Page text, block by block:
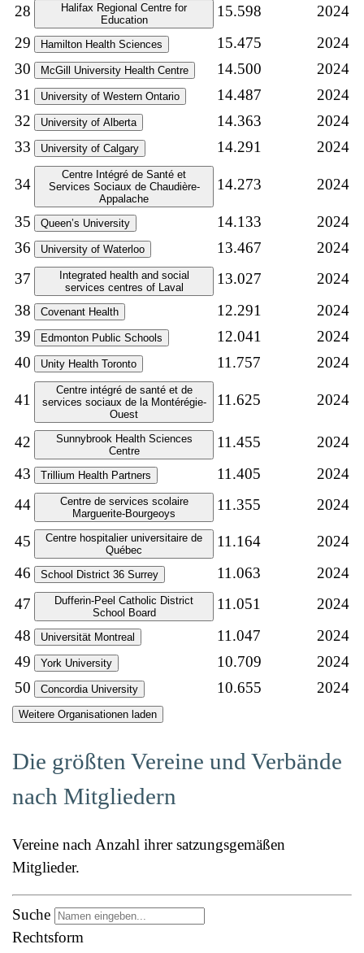
28
Halifax Regional Centre for
Education
15.598
2024
29
Hamilton Health Sciences 15.475
2024
30
McGill University Health Centre 14.500
2024
31
University of Western Ontario 14.487
2024
32
University of Alberta 14.363
2024
33
University of Calgary 14.291 2024
34
Centre Intégré de Santé et
Services Sociaux de Chaudière-
Appalache
14.273 2024
35 Queen’s University 14.133
2024
36
University of Waterloo 13.467
2024
37
Integrated health and social
services centres of Laval
13.027
2024
38
Covenant Health 12.291
2024
39
Edmonton Public Schools 12.041
2024
40
Unity Health Toronto 11.757 2024
41
Centre intégré de santé et de
services sociaux de la Montérégie-
Ouest
11.625 2024
42
Sunnybrook Health Sciences
Centre
11.455
2024
43
Trillium Health Partners 11.405
2024
44
Centre de services scolaire
Marguerite-Bourgeoys
11.355 2024
45
Centre hospitalier universitaire de
Québec
11.164
2024
46
School District 36 Surrey 11.063
2024
47
Dufferin-Peel Catholic District
School Board
11.051
2024
48
Universität Montreal 11.047
2024
49
York University 10.709
2024
50
Concordia University 10.655 2024
Weitere Organisationen laden
Die größten Vereine und Verbände
nach Mitgliedern
Vereine nach Anzahl ihrer satzungsgemäßen
Mitglieder.
Suche
Rechtsform